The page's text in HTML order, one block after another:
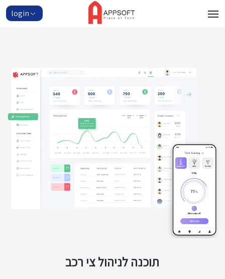
login
תוכנה לניהול צי רכב